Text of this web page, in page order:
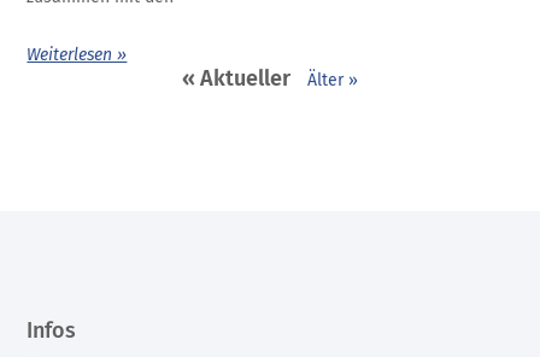
Weiterlesen »
« Aktueller Älter »
Infos